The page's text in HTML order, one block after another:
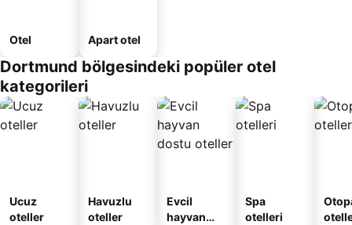
Otel Apart otel
Dortmund bölgesindeki popüler otel
kategorileri
Ucuz
oteller
Havuzlu
oteller
Evcil
hayvan
Spa
otelleri